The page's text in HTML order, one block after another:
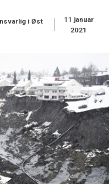
i Øst
11 januar
2021